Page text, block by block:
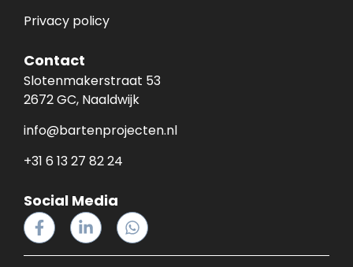
Privacy policy
Contact
Slotenmakerstraat 53
2672 GC, Naaldwijk
info@bartenprojecten.nl
+31 6 13 27 82 24
Social Media